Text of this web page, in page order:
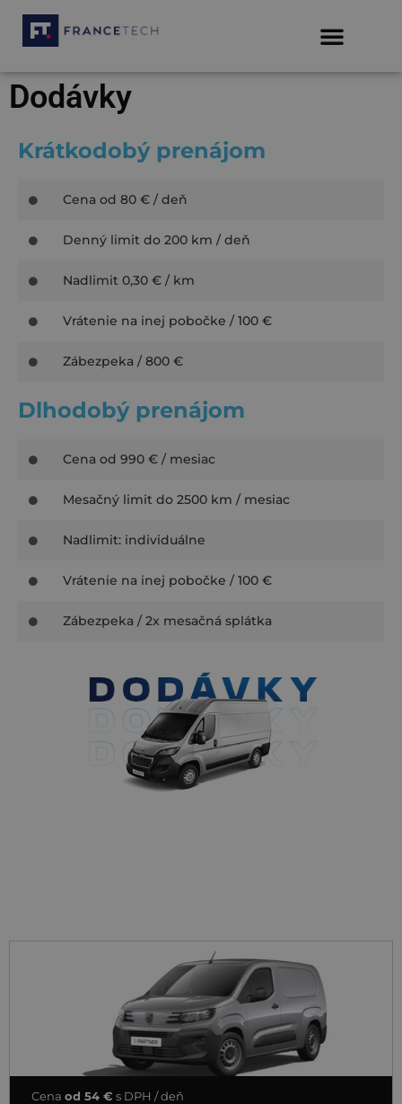
Dodávky
Krátkodobý prenájom
Cena od 80 € / deň
Denný limit do 200 km / deň
Nadlimit 0,30 € / km
Vrátenie na inej pobočke / 100 €
Zábezpeka / 800 €
Dlhodobý prenájom
Cena od 990 € / mesiac
Mesačný limit do 2500 km / mesiac
Nadlimit: individuálne
Vrátenie na inej pobočke / 100 €
Zábezpeka / 2x mesačná splátka
Cena od 54 € s DPH / deň